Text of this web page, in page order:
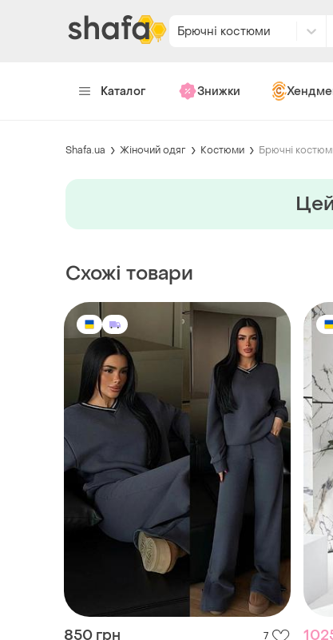
Брючні костюми
Каталог Знижки
Shafa.ua Жіночий одяг Костюми Брючні
Схожі товари
850 грн 7